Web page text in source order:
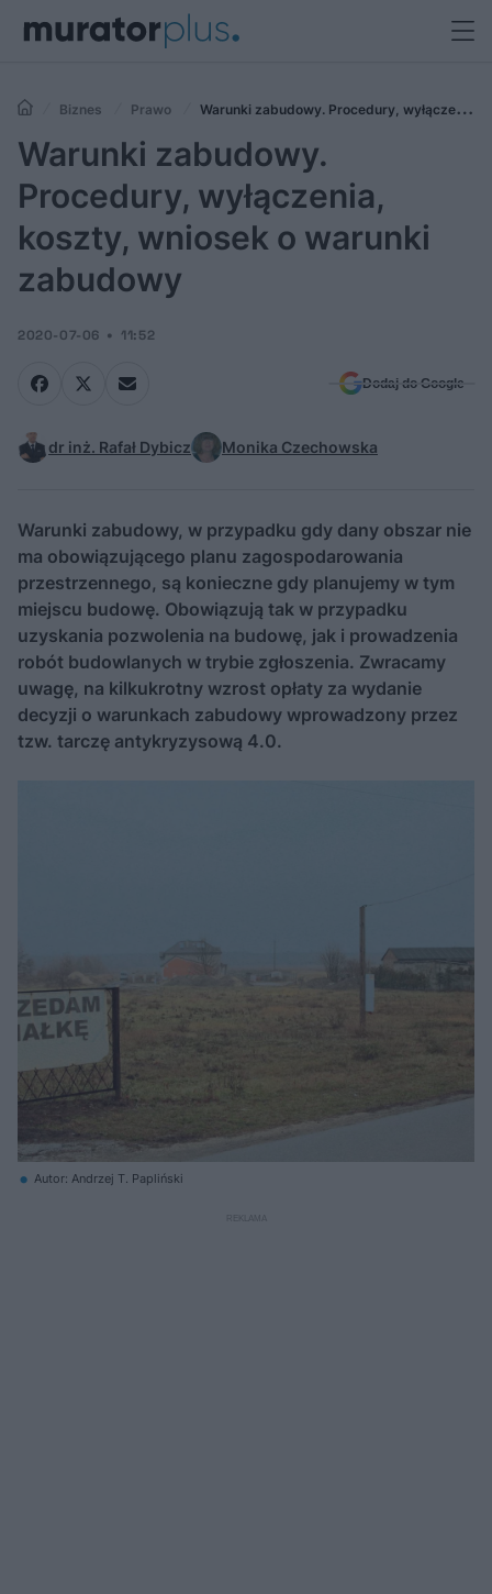
Biznes Prawo
Warunki zabudowy. Procedury, wyłączenia,
koszty, wniosek o warunki zabudowy
Warunki zabudowy.
Procedury, wyłączenia,
koszty, wniosek o warunki
zabudowy
2020-07-06 11:52
Dodaj do Google
dr inż. Rafał Dybicz Monika Czechowska
Warunki zabudowy, w przypadku gdy dany obszar nie
ma obowiązującego planu zagospodarowania
przestrzennego, są konieczne gdy planujemy w tym
miejscu budowę. Obowiązują tak w przypadku
uzyskania pozwolenia na budowę, jak i prowadzenia
robót budowlanych w trybie zgłoszenia. Zwracamy
uwagę, na kilkukrotny wzrost opłaty za wydanie
decyzji o warunkach zabudowy wprowadzony przez
tzw. tarczę antykryzysową 4.0.
Autor: Andrzej T. Papliński